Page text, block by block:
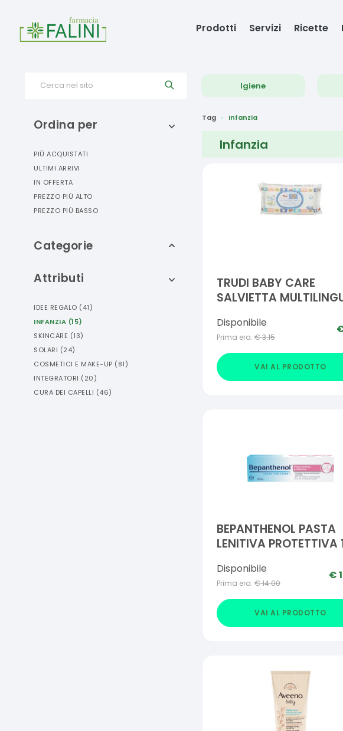
Prodotti Servizi Ricette
Cerca nel sito Igiene
Ordina per
PIÙ ACQUISTATI
ULTIMI ARRIVI
IN OFFERTA
PREZZO PIÙ ALTO
PREZZO PIÙ BASSO
Categorie
Attributi
IDEE REGALO (41)
INFANZIA (15)
SKINCARE (13)
SOLARI (24)
COSMETICI E MAKE-UP (81)
INTEGRATORI (20)
CURA DEI CAPELLI (46)
Tag Infanzia
Infanzia
TRUDI BABY CARE
SALVIETTA
Disponibile
Prima era: €3.15
VAI AL PRODOTTO
BEPANTHENOL PASTA
LENITIVA PROTETTIVA
Disponibile
Prima era: €14.00
€
VAI AL PRODOTTO